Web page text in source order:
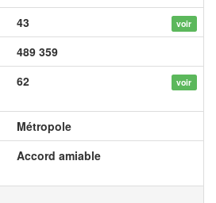
43 voir
489 359
62 voir
Métropole
Accord amiable